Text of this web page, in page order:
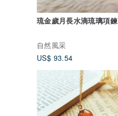
琉金歲月長水滴琉璃項鍊
自然風采
US$ 93.54